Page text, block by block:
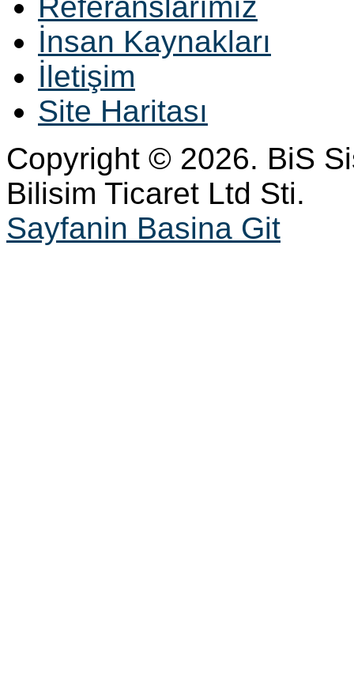
İnsan Kaynakları
İletişim
Site Haritası
Copyright © 2026. BiS
Bilisim Ticaret Ltd Sti.
Sayfanin Basina Git